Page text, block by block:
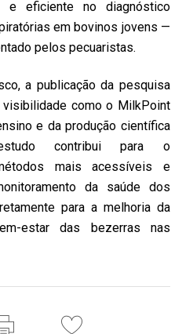
e eficiente no diagnóstico
em bovinos jovens —
pelos pecuaristas.
a publicação da pesquisa
como o MilkPoint
e da produção científica
contribui para o
mais acessíveis e
da saúde dos
para a melhoria da
estar das bezerras nas